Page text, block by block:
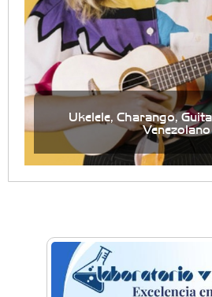
Ukelele, Charango,
Venezolano